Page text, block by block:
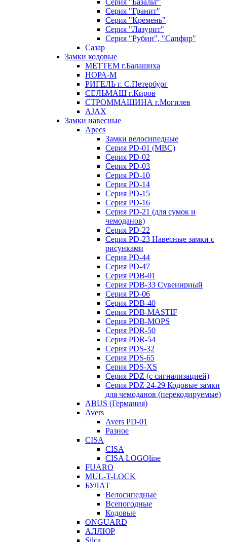
Серия "Базальт"
Серия "Гранит"
Серия "Кремень"
Серия "Лазурит"
Серия "Рубин", "Сапфир"
Сазар
Замки кодовые
МЕТТЕМ г.Балашиха
НОРА-М
РИГЕЛЬ г. С.Петербург
СЕЛЬМАШ г.Киров
СТРОММАШИНА г.Могилев
AJAX
Замки навесные
Apecs
Замки велосипедные
Серия PD-01 (МВС)
Серия PD-02
Серия PD-03
Серия PD-10
Серия PD-14
Серия PD-15
Серия PD-16
Серия PD-21 (для сумок и
чемоданов)
Серия PD-22
Серия PD-23 Навесные замки с
рисунками
Серия PD-44
Серия PD-47
Серия PDB-01
Серия PDB-33 Сувенирный
Серия PD-06
Серия PDB-40
Серия PDB-MASTIF
Серия PDB-MOPS
Серия PDR-50
Серия PDR-54
Серия PDS-32
Серия PDS-65
Серия PDS-XS
Серия PDZ (с сигнализацией)
Серия PDZ 24-29 Кодовые замки
для чемоданов (перекодируемые)
ABUS (Германия)
Avers
Avers PD-01
Разное
CISA
CISA
CISA LOGOline
FUARO
MUL-T-LOCK
БУЛАТ
Велосипедные
Всепогодные
Кодовые
ONGUARD
АЛЛЮР
Silca